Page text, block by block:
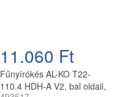
11.060 Ft
Fűnyírókés AL-KO T22-
110.4 HDH-A V2, bal oldali,